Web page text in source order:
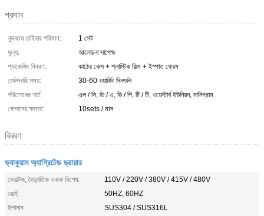
প্রদান
ন্যূনতম চাহিদার পরিমাণ:
1 সেট
মূল্য:
আলোচনা সাপেক্ষ
প্যাকেজিং বিবরণ:
কাঠের কেস + প্লাস্টিক ফিল্ম + ইস্পাত ফ্রেম
ডেলিভারি সময়:
30-60 ওয়ার্কিং দিনগুলি
পরিশোধের শর্ত:
এল / সি, ডি / এ, ডি / পি, টি / টি, ওয়েস্টার্ন ইউনিয়ন, মানিগ্রাম
যোগানের ক্ষমতা:
10sets / মাস
বিবরণ
ভ্যাকুয়াম অ্যাগ্রিটেড ড্রায়ার
ভোল্টেজ, বৈদ্যুতিক একক বিশেষ:
110V / 220V / 380V / 415V / 480V
হের্ত্স্:
50HZ, 60HZ
উপাদান:
SUS304 / SUS316L